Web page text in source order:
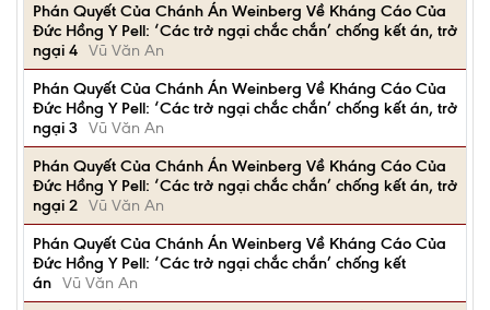
Phán Quyết Của Chánh Án Weinberg Về Kháng Cáo Của
Đức Hồng Y Pell: ‘Các trở ngại chắc chắn’ chống kết án, trở
ngại 4 Vũ Văn An
Phán Quyết Của Chánh Án Weinberg Về Kháng Cáo Của
Đức Hồng Y Pell: ‘Các trở ngại chắc chắn’ chống kết án, trở
ngại 3 Vũ Văn An
Phán Quyết Của Chánh Án Weinberg Về Kháng Cáo Của
Đức Hồng Y Pell: ‘Các trở ngại chắc chắn’ chống kết án, trở
ngại 2 Vũ Văn An
Phán Quyết Của Chánh Án Weinberg Về Kháng Cáo Của
Đức Hồng Y Pell: ‘Các trở ngại chắc chắn’ chống kết
án Vũ Văn An